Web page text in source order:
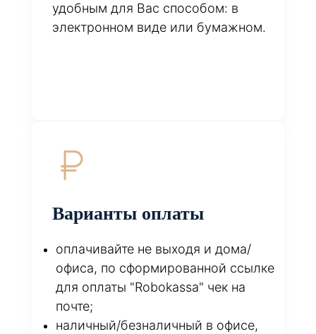
удобным для Вас способом: в
электронном виде или бумажном.
Варианты оплаты
оплачивайте не выходя и дома/
офиса, по сформированной ссылке
для оплаты "Robokassa" чек на
почте;
наличный/безналичный в офисе,